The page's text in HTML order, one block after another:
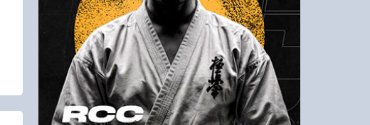
Войти
Напомнить пароль
Регистрация